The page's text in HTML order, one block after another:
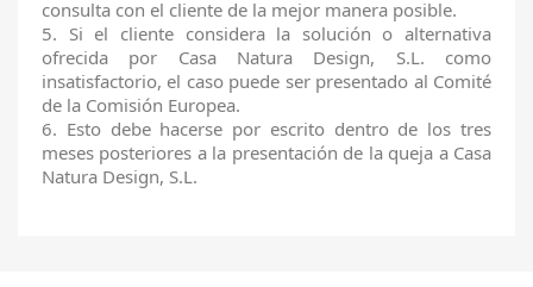
consulta con el cliente de la mejor manera posible.
5. Si el cliente considera la solución o alternativa
ofrecida por Casa Natura Design, S.L. como
insatisfactorio, el caso puede ser presentado al Comité
de la Comisión Europea.
6. Esto debe hacerse por escrito dentro de los tres
meses posteriores a la presentación de la queja a Casa
Natura Design, S.L.